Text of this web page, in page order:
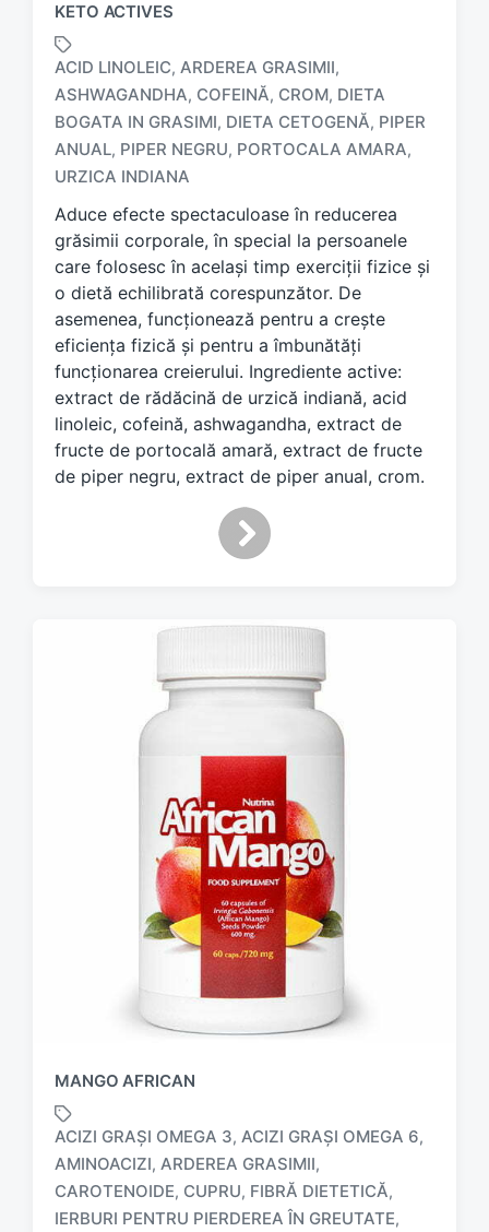
KETO ACTIVES
T
a
g
e
d
w
h
ACID LINOLEIC, ARDEREA GRASIMII,
ASHWAGANDHA, COFEINĂ, CROM, DIETA
BOGATA IN GRASIMI, DIETA CETOGENĂ, PIPER
ANUAL, PIPER NEGRU, PORTOCALA AMARA,
URZICA INDIANA
Aduce efecte spectaculoase în reducerea
grăsimii corporale, în special la persoanele
care folosesc în același timp exerciții fizice și
o dietă echilibrată corespunzător. De
asemenea, funcționează pentru a crește
eficiența fizică și pentru a îmbunătăți
funcționarea creierului. Ingrediente active:
extract de rădăcină de urzică indiană, acid
linoleic, cofeină, ashwagandha, extract de
fructe de portocală amară, extract de fructe
de piper negru, extract de piper anual, crom.
MANGO AFRICAN
T
ACIZI GRAȘI OMEGA 3, ACIZI GRAȘI OMEGA 6,
AMINOACIZI, ARDEREA GRASIMII,
CAROTENOIDE, CUPRU, FIBRĂ DIETETICĂ,
IERBURI PENTRU PIERDEREA ÎN GREUTATE,